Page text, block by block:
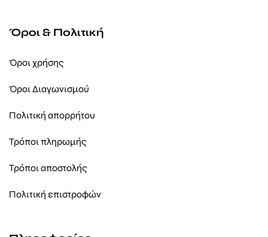
Όροι & Πολιτική
Όροι χρήσης
Όροι Διαγωνισμού
Πολιτική απορρήτου
Τρόποι πληρωμής
Τρόποι αποστολής
Πολιτική επιστροφών